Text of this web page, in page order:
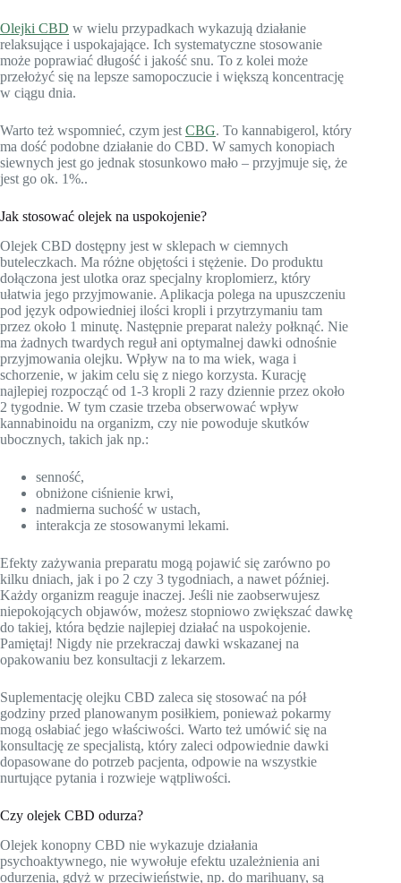
Olejki CBD w wielu przypadkach wykazują działanie
relaksujące i uspokajające. Ich systematyczne stosowanie
może poprawiać długość i jakość snu. To z kolei może
przełożyć się na lepsze samopoczucie i większą koncentrację
w ciągu dnia.
Warto też wspomnieć, czym jest CBG. To kannabigerol, który
ma dość podobne działanie do CBD. W samych konopiach
siewnych jest go jednak stosunkowo mało – przyjmuje się, że
jest go ok. 1%..
Jak stosować olejek na uspokojenie?
Olejek CBD dostępny jest w sklepach w ciemnych
buteleczkach. Ma różne objętości i stężenie. Do produktu
dołączona jest ulotka oraz specjalny kroplomierz, który
ułatwia jego przyjmowanie. Aplikacja polega na upuszczeniu
pod język odpowiedniej ilości kropli i przytrzymaniu tam
przez około 1 minutę. Następnie preparat należy połknąć. Nie
ma żadnych twardych reguł ani optymalnej dawki odnośnie
przyjmowania olejku. Wpływ na to ma wiek, waga i
schorzenie, w jakim celu się z niego korzysta. Kurację
najlepiej rozpocząć od 1-3 kropli 2 razy dziennie przez około
2 tygodnie. W tym czasie trzeba obserwować wpływ
kannabinoidu na organizm, czy nie powoduje skutków
ubocznych, takich jak np.:
senność,
obniżone ciśnienie krwi,
nadmierna suchość w ustach,
interakcja ze stosowanymi lekami.
Efekty zażywania preparatu mogą pojawić się zarówno po
kilku dniach, jak i po 2 czy 3 tygodniach, a nawet później.
Każdy organizm reaguje inaczej. Jeśli nie zaobserwujesz
niepokojących objawów, możesz stopniowo zwiększać dawkę
do takiej, która będzie najlepiej działać na uspokojenie.
Pamiętaj! Nigdy nie przekraczaj dawki wskazanej na
opakowaniu bez konsultacji z lekarzem.
Suplementację olejku CBD zaleca się stosować na pół
godziny przed planowanym posiłkiem, ponieważ pokarmy
mogą osłabiać jego właściwości. Warto też umówić się na
konsultację ze specjalistą, który zaleci odpowiednie dawki
dopasowane do potrzeb pacjenta, odpowie na wszystkie
nurtujące pytania i rozwieje wątpliwości.
Czy olejek CBD odurza?
Olejek konopny CBD nie wykazuje działania
psychoaktywnego, nie wywołuje efektu uzależnienia ani
odurzenia, gdyż w przeciwieństwie, np. do marihuany, są